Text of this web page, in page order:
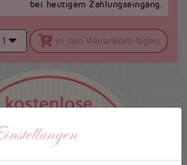
bei heutigem Zahlungseingang.
1 in den Warenkorb legen